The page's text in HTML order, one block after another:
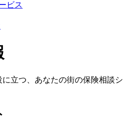
ビス
に立つ、あなたの街の保険相談シ